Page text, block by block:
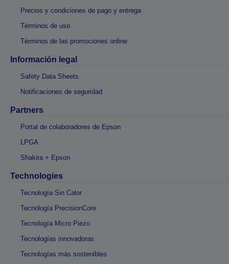
Precios y condiciones de pago y entrega
Términos de uso
Términos de las promociones online
Información legal
Safety Data Sheets
Notificaciones de seguridad
Partners
Portal de colaboradores de Epson
LPGA
Shakira + Epson
Technologies
Tecnología Sin Calor
Tecnología PrecisionCore
Tecnología Micro Piezo
Tecnologías innovadoras
Tecnologías más sostenibles